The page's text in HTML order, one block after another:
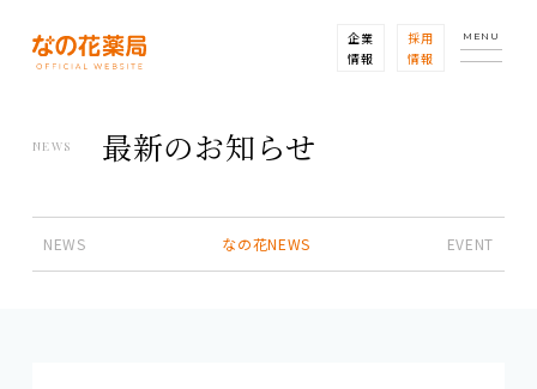
企業
情報
採用
情報
MENU
NEWS 最新のお知らせ
NEWS なの花NEWS EVENT